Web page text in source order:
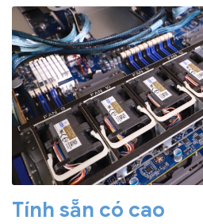
Tính sẵn có cao